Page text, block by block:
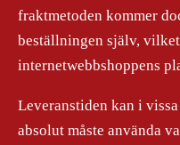
fraktmetoden kommer
beställningen själv,
internetwebbshoppens
Leveranstiden kan i
absolut måste använda